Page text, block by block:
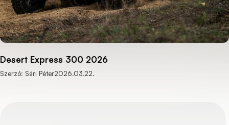
Desert Express 300 2026
Szerző: Sári Péter2026.03.22.